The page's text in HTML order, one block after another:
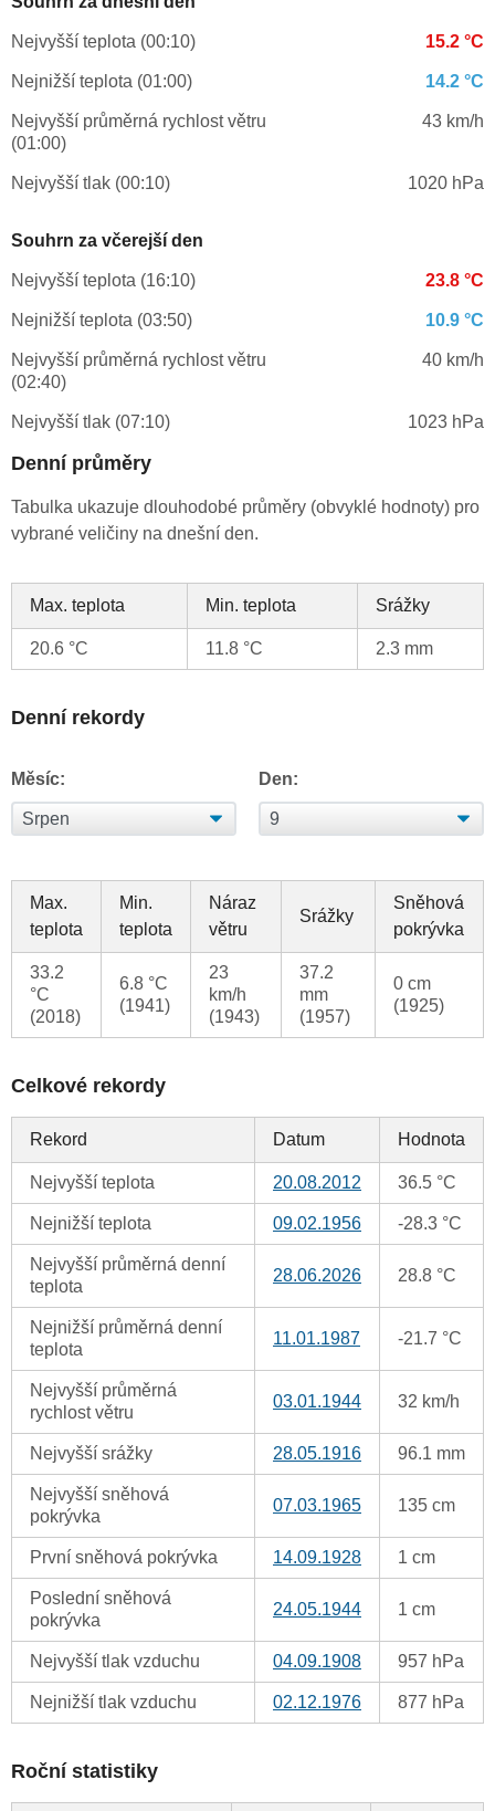
Nejvyšší teplota (00:10) 15.2 °C
Nejnižší teplota (01:00) 14.2 °C
Nejvyšší průměrná rychlost větru
(01:00)
43 km/h
Nejvyšší tlak (00:10) 1020 hPa
Souhrn za včerejší den
Nejvyšší teplota (16:10) 23.8 °C
Nejnižší teplota (03:50) 10.9 °C
Nejvyšší průměrná rychlost větru
(02:40)
40 km/h
Nejvyšší tlak (07:10) 1023 hPa
Denní průměry
Tabulka ukazuje dlouhodobé průměry (obvyklé hodnoty) pro
vybrané veličiny na dnešní den.
Max. teplota Min. teplota Srážky
20.6 °C 11.8 °C 2.3 mm
Denní rekordy
Měsíc: Den:
Max.
teplota
Min.
teplota
Náraz
větru
Srážky
Sněhová
pokrývka
33.2
°C
(2018)
6.8 °C
(1941)
23
km/h
(1943)
37.2
mm
(1957)
0 cm
(1925)
Celkové rekordy
Rekord Datum Hodnota
Nejvyšší teplota 20.08.2012 36.5 °C
Nejnižší teplota 09.02.1956 -28.3 °C
Nejvyšší průměrná denní
teplota
28.06.2026 28.8 °C
Nejnižší průměrná denní
teplota
11.01.1987 -21.7 °C
Nejvyšší průměrná
rychlost větru
03.01.1944 32 km/h
Nejvyšší srážky 28.05.1916 96.1 mm
Nejvyšší sněhová
pokrývka
07.03.1965 135 cm
První sněhová pokrývka 14.09.1928 1 cm
Poslední sněhová
pokrývka
24.05.1944 1 cm
Nejvyšší tlak vzduchu 04.09.1908 957 hPa
Nejnižší tlak vzduchu 02.12.1976 877 hPa
Roční statistiky